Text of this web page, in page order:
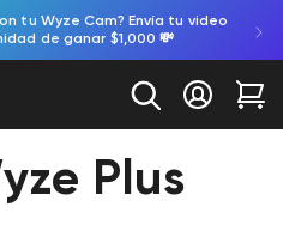
tu Wyze Cam? Envía tu video
de ganar $1,000 💸
Iniciar
Plus